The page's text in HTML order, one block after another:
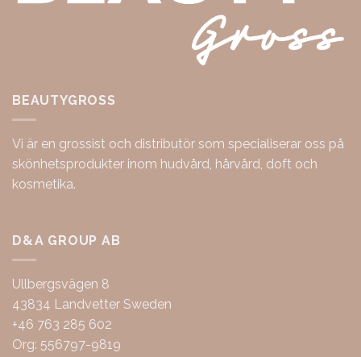
BEAUTYGROSS
Vi är en grossist och distributör som specialiserar oss på
skönhetsprodukter inom hudvård, hårvård, doft och
kosmetika.
D&A GROUP AB
Ullbergsvägen 8
43834 Landvetter Sweden
+46 763 285 602
Org: 556797-9819